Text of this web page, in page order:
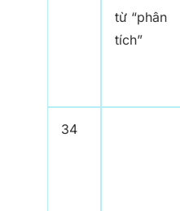
từ “phân
tích”
34